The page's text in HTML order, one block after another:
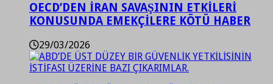
OECD’DEN İRAN SAVAŞININ ETKİLERİ
KONUSUNDA EMEKÇİLERE KÖTÜ HABER
29/03/2026